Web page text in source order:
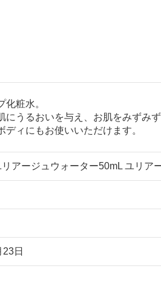
粧水。
うるおいを与え、お肌をみずみ
ィにもお使いいただけます。
アージュウォーター50mL ユリア
日